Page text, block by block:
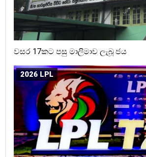
වසර 17කට පසු මාලිමාව ලැබූ ජය
2026 LPL